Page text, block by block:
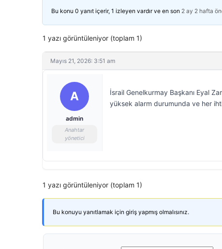
Bu konu 0 yanıt içerir, 1 izleyen vardır ve en son 2 ay 2 hafta
1 yazı görüntüleniyor (toplam 1)
Mayıs 21, 2026: 3:51 am
A
admin
Anahtar
yönetici
İsrail Genelkurmay Başkanı Eyal
yüksek alarm durumunda ve her
1 yazı görüntüleniyor (toplam 1)
Bu konuyu yanıtlamak için giriş yapmış olmalısınız.